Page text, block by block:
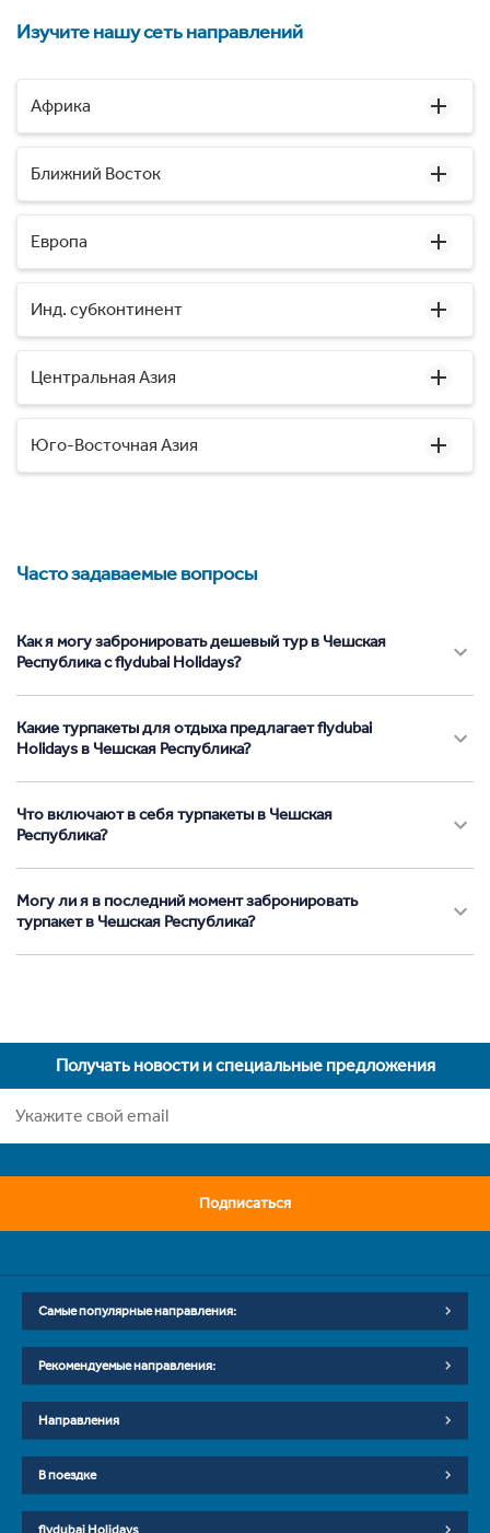
Изучите нашу сеть направлений
Африка
Ближний Восток
Европа
Инд. субконтинент
Центральная Азия
Юго-Восточная Азия
Часто задаваемые вопросы
Как я могу забронировать дешевый тур в Чешская
Республика с flydubai Holidays?
Какие турпакеты для отдыха предлагает flydubai
Holidays в Чешская Республика?
Что включают в себя турпакеты в Чешская
Республика?
Могу ли я в последний момент забронировать
турпакет в Чешская Республика?
Получать новости и специальные предложения
Подписаться
Самые популярные направления:
Рекомендуемые направления:
Направления
В поездке
flydubai Holidays